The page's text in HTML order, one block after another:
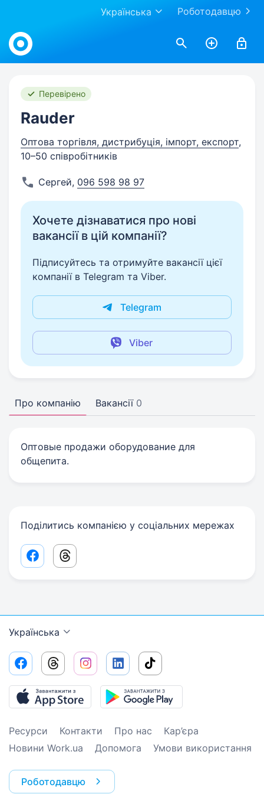
Роботодавцю
Українська
Work.ua
Перевірено
Rauder
Оптова торгівля, дистрибуція, імпорт, експорт,
10–50 співробітників
Сергей, 096 598 98 97
Хочете дізнаватися про нові
вакансії в цій компанії?
Підписуйтесь та отримуйте вакансії цієї
компанії в Telegram та Viber.
Telegram
Viber
Про компанію Вакансії 0
Оптовые продажи оборудование для
общепита.
Поділитись компанією у соціальних мережах
Facebook share link
Threads share link
Українська
Ресурси Контакти Про нас
Кар’єра
Новини Work.ua
Допомога Умови використання
Роботодавцю